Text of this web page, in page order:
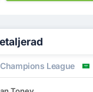
Champions League